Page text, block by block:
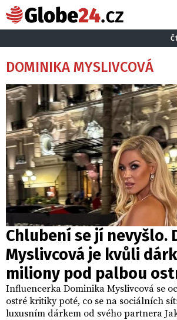
DOMINIKA MYSLIVCOVÁ
Chlubení se jí nevyšlo.
Myslivcová je kvůli
miliony pod palbou
Influencerka Dominika Myslivcová se
ostré kritiky poté, co se na sociálních
luxusním dárkem od svého partnera